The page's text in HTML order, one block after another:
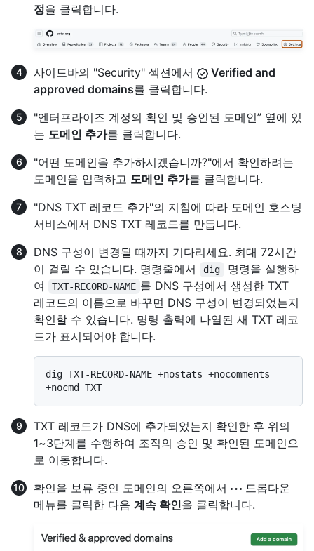
정을 클릭합니다.
사이드바의 "Security" 섹션에서
Verified and
approved domains를 클릭합니다.
"엔터프라이즈 계정의 확인 및 승인된 도메인” 옆에 있
는 도메인 추가를 클릭합니다.
"어떤 도메인을 추가하시겠습니까?"에서 확인하려는
도메인을 입력하고 도메인 추가를 클릭합니다.
"DNS TXT 레코드 추가"의 지침에 따라 도메인 호스팅
서비스에서 DNS TXT 레코드를 만듭니다.
DNS 구성이 변경될 때까지 기다리세요. 최대 72시간
이 걸릴 수 있습니다. 명령줄에서
dig
명령을 실행하
여
TXT-RECORD-NAME 를 DNS 구성에서 생성한 TXT
레코드의 이름으로 바꾸면 DNS 구성이 변경되었는지
확인할 수 있습니다. 명령 출력에 나열된 새 TXT 레코
드가 표시되어야 합니다.
dig TXT-RECORD-NAME +nostats +nocomments
TXT 레코드가 DNS에 추가되었는지 확인한 후 위의
1~3단계를 수행하여 조직의 승인 및 확인된 도메인으
로 이동합니다.
확인을 보류 중인 도메인의 오른쪽에서
드롭다운
메뉴를 클릭한 다음 계속 확인을 클릭합니다.